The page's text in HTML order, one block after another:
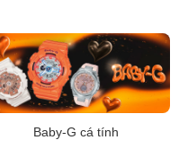
Baby-G cá tính